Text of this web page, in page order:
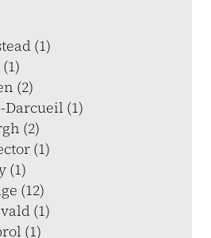
(1)
(2)
Darcueil (1)
(2)
(1)
(1)
(12)
(1)
(1)